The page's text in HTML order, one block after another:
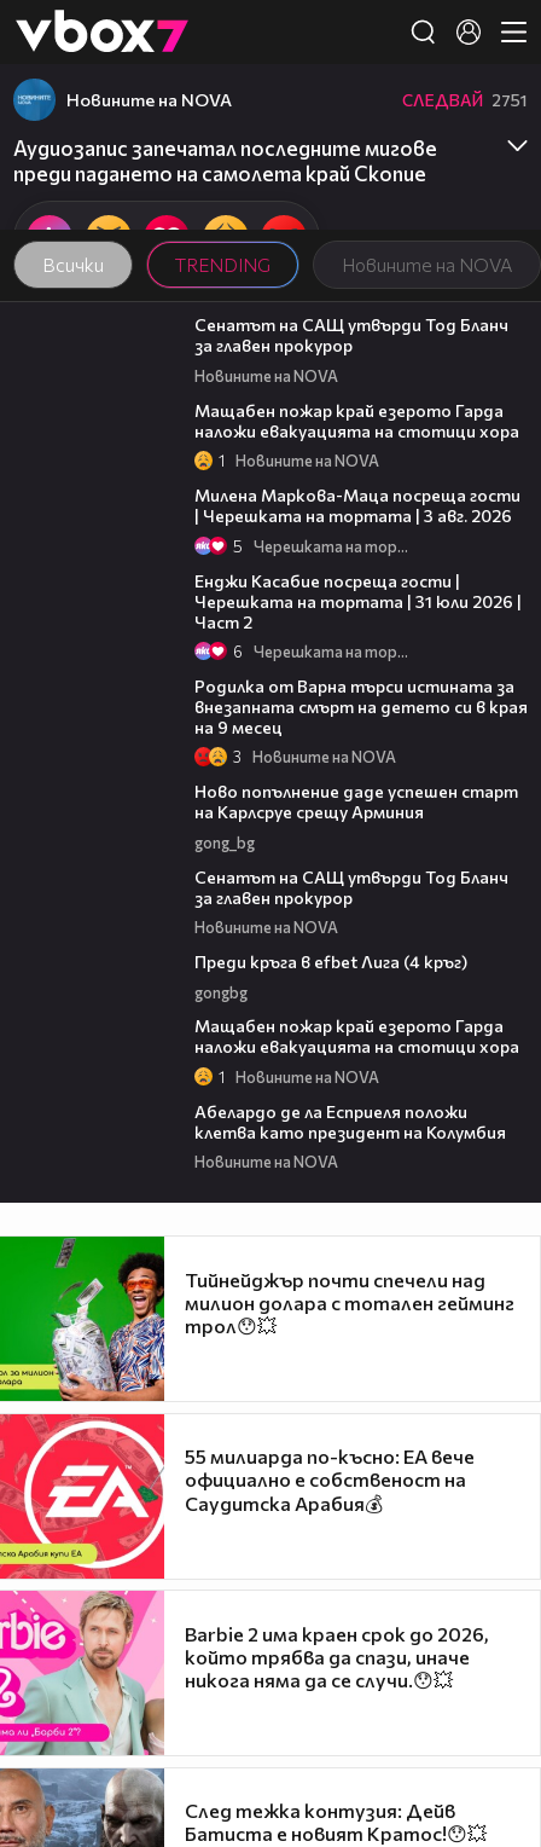
👾
Всички TRENDING Новините на NOVA
Новините на NOVA СЛЕДВАЙ 2751
Аудиозапис запечатал последните мигове
преди падането на самолета край Скопиe
06:32
Сенатът на САЩ утвърди Тод Бланч
за главен прокурор
Новините на NOVA
Мащабен пожар край езерото Гарда
наложи евакуацията на стотици хора
1 Новините на NOVA
Милена Маркова-Маца посреща гости
| Черешката на тортата | 3 авг. 2026
5 Черешката на тортата
Енджи Касабие посреща гости |
Черешката на тортата | 31 юли 2026 |
Част 2
6 Черешката на тортата
Родилка от Варна търси истината за
внезапната смърт на детето си в края
на 9 месец
3 Новините на NOVA
Ново попълнение даде успешен старт
на Карлсруе срещу Арминия
gong_bg
Сенатът на САЩ утвърди Тод Бланч
за главен прокурор
Новините на NOVA
Преди кръга в efbet Лига (4 кръг)
gongbg
Мащабен пожар край езерото Гарда
наложи евакуацията на стотици хора
1 Новините на NOVA
Абелардо де ла Есприеля положи
клетва като президент на Колумбия
Новините на NOVA
Тийнейджър почти спечели над
милион долара с тотален гейминг
трол😯💥
55 милиарда по-късно: EA вече
официално е собственост на
Саудитска Арабия💰
Barbie 2 има краен срок до 2026,
който трябва да спази, иначе
никога няма да се случи.😯💥
След тежка контузия: Дейв
Батиста е новият Кратос!😯💥